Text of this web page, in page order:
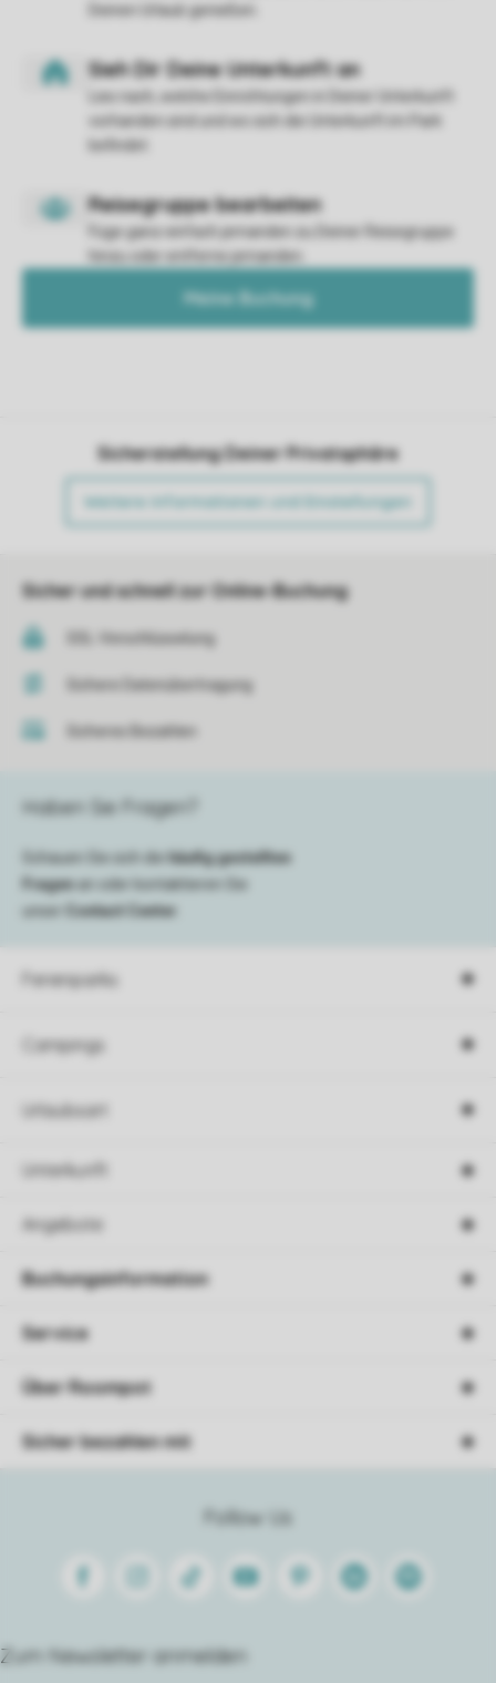
Deinen Urlaub genießen.
Lies nach, welche Einrichtungen in Deiner Unterkunft
vorhanden sind und wo sich die Unterkunft im Park
befindet.
Füge ganz einfach jemanden zu Deiner Reisegruppe
hinzu oder entferne jemanden.
Meine Buchung
Sicherstellung Deiner Privatsphäre
Weitere Informationen und Einstellungen
Sicher und schnell zur Online-Buchung
SSL-Verschlüsselung
Sichere Datenübertragung
Sicheres Bezahlen
Ferienparks
Campings
Urlaubsart
Unterkunft
Angebote
Haben Sie Fragen?
Schauen Sie sich die
häufig gestellten
Fragen an oder kontaktieren Sie
unser
Contact Center
Follow Us
FacebookInstagram
Tiktok Youtube PinterestLinkedinSpotify
Zum Newsletter anmelden
Buchungsinformation
Service
Über Roompot
Sicher bezahlen mit